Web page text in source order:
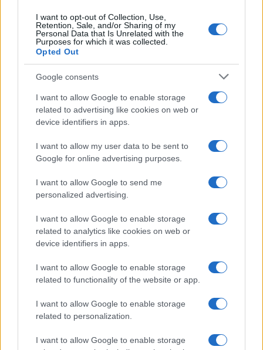
I want to opt-out of Collection, Use,
Retention, Sale, and/or Sharing of my
Personal Data that Is Unrelated with the
Purposes for which it was collected.
Opted Out
Google consents
I want to allow Google to enable storage
related to advertising like cookies on web or
device identifiers in apps.
I want to allow my user data to be sent to
Google for online advertising purposes.
I want to allow Google to send me
personalized advertising.
I want to allow Google to enable storage
related to analytics like cookies on web or
device identifiers in apps.
I want to allow Google to enable storage
related to functionality of the website or app.
I want to allow Google to enable storage
related to personalization.
I want to allow Google to enable storage
News Hub UK
Lgbtq News
Investeren 24
NL Newz